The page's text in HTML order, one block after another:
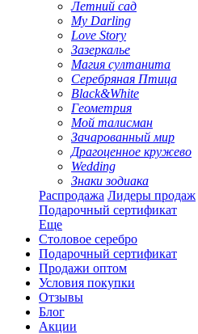
Летний сад
My Darling
Love Story
Зазеркалье
Магия султанита
Серебряная Птица
Black&White
Геометрия
Мой талисман
Зачарованный мир
Драгоценное кружево
Wedding
Знаки зодиака
Распродажа Лидеры продаж
Подарочный сертификат
Еще
Столовое серебро
Подарочный сертификат
Продажи оптом
Условия покупки
Отзывы
Блог
Акции